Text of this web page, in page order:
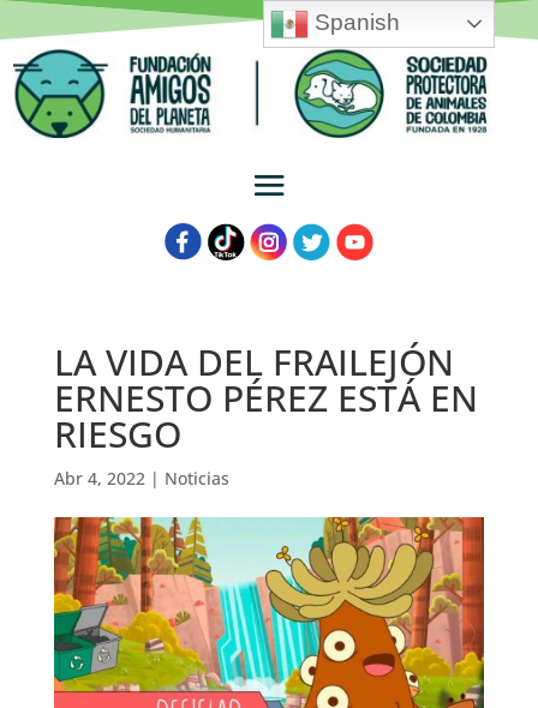
LA VIDA DEL FRAILEJÓN
ERNESTO PÉREZ ESTÁ EN
RIESGO
Abr 4, 2022| Noticias
Spanish